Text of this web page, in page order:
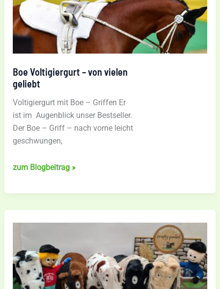
Boe Voltigiergurt – von vielen
geliebt
Voltigiergurt mit Boe – Griffen Er
ist im Augenblick unser Bestseller.
Der Boe – Griff – nach vorne leicht
geschwungen,
Boe
–
zum Blogbeitrag »